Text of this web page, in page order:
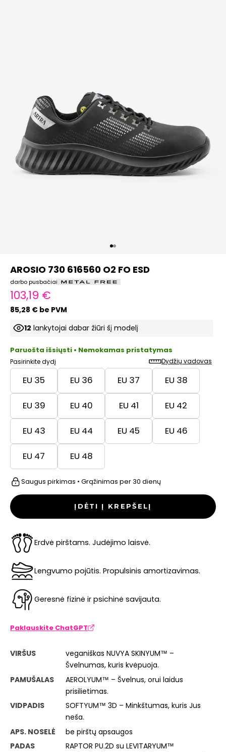
Eiti į elementą 1
Eiti į elementą 2
AROSIO 730 616560 O2 FO ESD
darbo pusbačiai
Pardavimo kaina
103,19 €
85,28 € be PVM
12 lankytojai dabar žiūri šį modelį
Paruošta išsiųsti • Nemokamas pristatymas
Pasirinkite dydį Dydžių vadovas
EU 35 EU 36 EU 37 EU 38
EU 39 EU 40 EU 41 EU 42
EU 43 EU 44 EU 45 EU 46
EU 47 EU 48
Saugus pirkimas • Grąžinimas per 30 dienų
ĮDĖTI Į KREPŠELĮ
Erdvė pirštams. Judėjimo laisvė.
Lengvumo pojūtis. Propulsinis amortizavimas.
Geresnė fizinė ir psichinė savijauta.
Paklauskite ChatGPT
VIRŠUS
veganiškas NUVYA SKINYUM™ –
Švelnumas, kuris kvėpuoja.
PAMUŠALAS
AEROLYUM™ – Švelnus, orui laidus
prisilietimas.
VIDPADIS
SOFTYUM™ 3D – Minkštumas, kuris Jus
neša.
APS. NOSELĖ
be pirštų apsaugos
PADAS
RAPTOR PU.2D su LEVITARYUM™